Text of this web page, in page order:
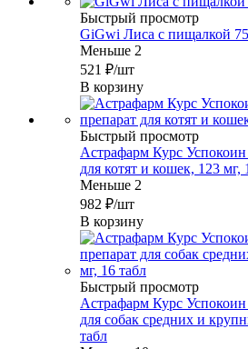
Быстрый просмотр
GiGwi Лиса с пищалкой
Меньше 2
521 ₽/шт
В корзину
Быстрый просмотр
Астрафарм Курс
для котят и кошек, 123 мг,
Меньше 2
982 ₽/шт
В корзину
Быстрый просмотр
Астрафарм Курс
для собак средних и
табл